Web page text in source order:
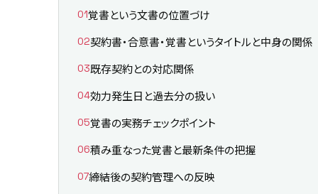
覚書という文書の位置づけ
契約書・合意書・覚書というタイトルと中身の関係
既存契約との対応関係
効力発生日と過去分の扱い
覚書の実務チェックポイント
積み重なった覚書と最新条件の把握
締結後の契約管理への反映